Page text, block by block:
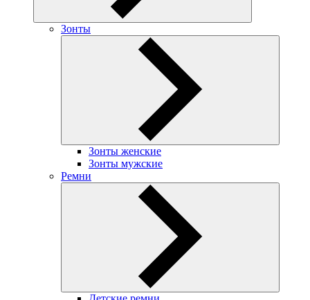
Зонты
Зонты женские
Зонты мужские
Ремни